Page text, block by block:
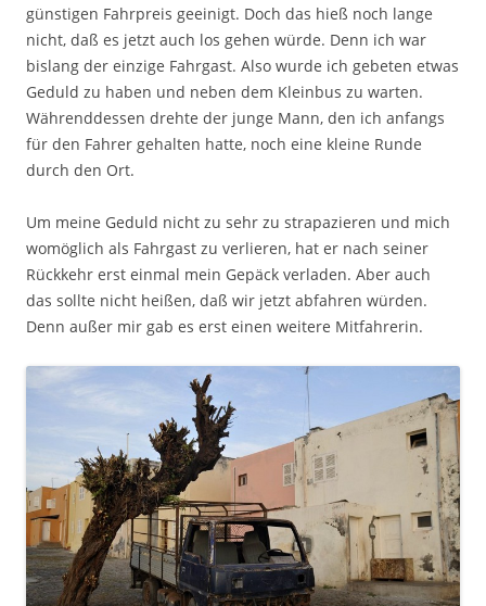
günstigen Fahrpreis geeinigt. Doch das hieß noch lange
nicht, daß es jetzt auch los gehen würde. Denn ich war
bislang der einzige Fahrgast. Also wurde ich gebeten etwas
Geduld zu haben und neben dem Kleinbus zu warten.
Währenddessen drehte der junge Mann, den ich anfangs
für den Fahrer gehalten hatte, noch eine kleine Runde
durch den Ort.
Um meine Geduld nicht zu sehr zu strapazieren und mich
womöglich als Fahrgast zu verlieren, hat er nach seiner
Rückkehr erst einmal mein Gepäck verladen. Aber auch
das sollte nicht heißen, daß wir jetzt abfahren würden.
Denn außer mir gab es erst einen weitere Mitfahrerin.